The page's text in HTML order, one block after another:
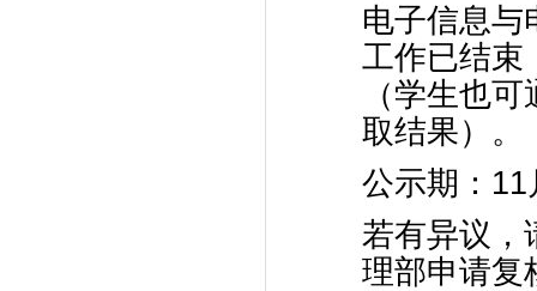
电子信息与
工作已结束
（学生也
取结果）。
公示期： 11
若有异议，
理部申请复